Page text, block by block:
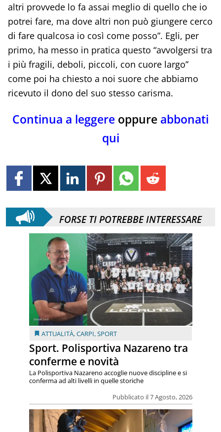
altri provvede lo fa assai meglio di quello che io
potrei fare, ma dove altri non può giungere cerco
di fare qualcosa io così come posso”. Egli, per
primo, ha messo in pratica questo “avvolgersi tra
i più fragili, deboli, piccoli, con cuore largo”
come poi ha chiesto a noi suore che abbiamo
ricevuto il dono del suo stesso carisma.
Continua a leggere oppure abbonati
qui
FORSE TI POTREBBE INTERESSARE
ATTUALITÀ,CARPI,SPORT
Sport. Polisportiva Nazareno tra
conferme e novità
Pubblicato il 7 Agosto, 2026
La Polisportiva Nazareno accoglie nuove discipline e si
conferma ad alti livelli in quelle storiche